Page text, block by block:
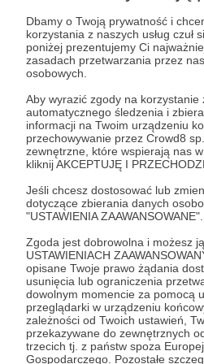
Dbamy o Twoją prywatność i
korzystania z naszych usług czuł
poniżej prezentujemy Ci
zasadach przetwarzania przez
osobowych.
Aby wyrazić zgody na korzystanie
automatycznego śledzenia i
informacji na Twoim urządzeniu
przechowywanie przez Crowd8
zewnętrzne, które wspierają nas
kliknij AKCEPTUJĘ I
Jeśli chcesz dostosować lub
dotyczące zbierania danych
"USTAWIENIA ZAAWANSOWANE".
Zgoda jest dobrowolna i możesz
USTAWIENIACH
opisane Twoje prawo żądania
usunięcia lub ograniczenia
dowolnym momencie za pomocą
przeglądarki w urządzeniu
zależności od Twoich ustawień,
przekazywane do zewnętrznych
trzecich tj. z państw spoza
Gospodarczego. Pozostałe
Patroni: 1
100 zł miesięcznie
𝗞𝗼𝗰𝗶𝗮𝗿𝘇 / 𝗞𝗼𝗰𝗶𝗮𝗿𝗮 😻😻
To próg dla prawdziwych
Kociar. Jeżeli kochasz koty
właśnie dla Ciebie! Dzięki
jesteśmy w stanie zapewnić
podopiecznym podstawowe
jedzenie, podkłady, witaminy,
innych. Dziękujemy!